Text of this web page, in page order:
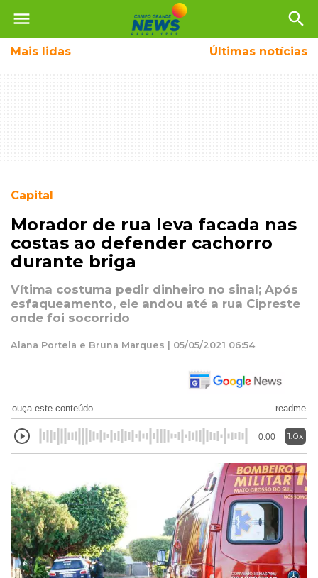
menu search
Mais lidas Últimas notícias
Capital
Morador de rua leva facada nas
costas ao defender cachorro
durante briga
Vítima costuma pedir dinheiro no sinal; Após
esfaqueamento, ele andou até a rua Cipreste
onde foi socorrido
Alana Portela e Bruna Marques | 05/05/2021 06:54
ouça este conteúdo readme
0:00 1.0x